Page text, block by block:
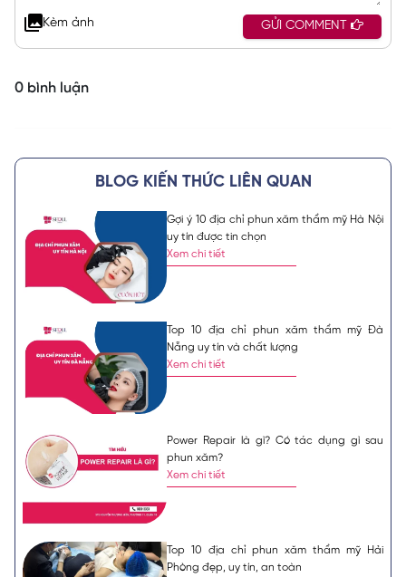
Kèm ảnh GỬI COMMENT
0 bình luận
BLOG KIẾN THỨC LIÊN QUAN
Gợi ý 10 địa chỉ phun xăm thẩm mỹ Hà Nội
uy tín được tin chọn
Xem chi tiết
Top 10 địa chỉ phun xăm thẩm mỹ Đà
Nẵng uy tín và chất lượng
Xem chi tiết
Power Repair là gì? Có tác dụng gì sau
phun xăm?
Xem chi tiết
Top 10 địa chỉ phun xăm thẩm mỹ Hải
Phòng đẹp, uy tín, an toàn